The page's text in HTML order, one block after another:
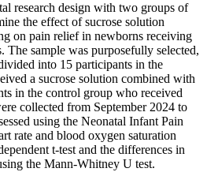
design with two groups of
the effect of sucrose solution
on pain relief in newborns receiving
The sample was purposefully selected,
into 15 participants in the
a sucrose solution combined with
in the control group who received
collected from September 2024 to
using the Neonatal Infant Pain
rate and blood oxygen saturation
t-test and the differences in
the Mann-Whitney U test.